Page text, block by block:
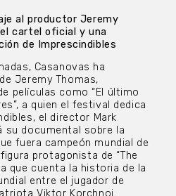
al productor Jeremy
cartel oficial y una
de Imprescindibles
Casanovas ha
Jeremy Thomas,
películas como “El último
a quien el festival dedica
el director Mark
su documental sobre la
fuera campeón mundial de
protagonista de “The
que cuenta la historia de la
entre el jugador de